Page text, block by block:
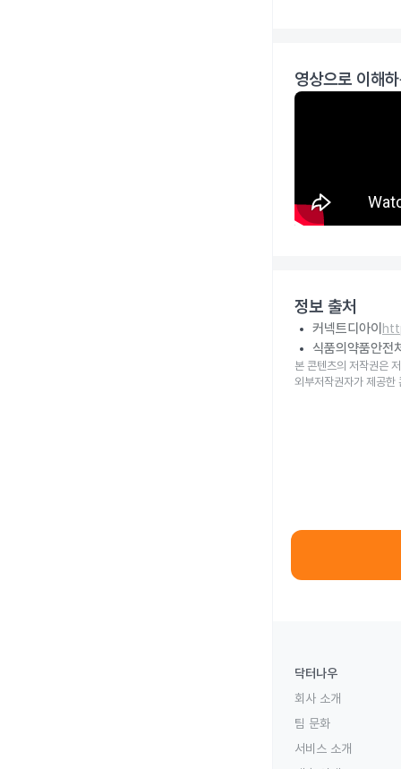
영상으로 이해
정보 출처
커넥트디아이
식품의약품안전
본 콘텐츠의 저작권은
외부저작권자가 제공한
닥터나우
회사 소개
팀 문화
서비스 소개